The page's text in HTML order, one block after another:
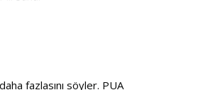
hiç değilse kendimize karşı doğru
p*ç yapmaya çalışmaktan daha
ötürü kendimden sadece
kaybettim ilişki ayağına. Sizi
sizi anlayan bir arkadaş, bir dost her
fazlasını söyler. PUA